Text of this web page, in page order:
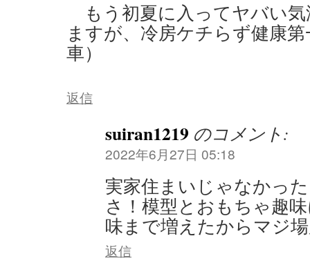
もう初夏に入ってヤバい
ますが、冷房ケチらず健康
車）
返信
suiran1219 のコメント:
2022年6月27日 05:18
実家住まいじゃなかっ
さ！模型とおもちゃ趣
味まで増えたからマ
返信